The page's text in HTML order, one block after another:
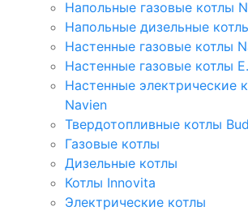
Напольные газовые котлы
Напольные дизельные
Настенные газовые котлы
Настенные газовые котлы
Настенные электрические
Navien
Твердотопливные котлы
Газовые котлы
Дизельные котлы
Котлы Innovita
Электрические котлы